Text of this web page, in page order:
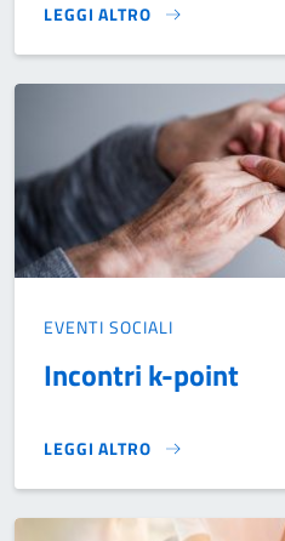
LEGGI ALTRO
SERVIZIO CIVILE
EVENTI SOCIALI
Incontri k-point
LEGGI ALTRO
INCONTRI K-POINT}